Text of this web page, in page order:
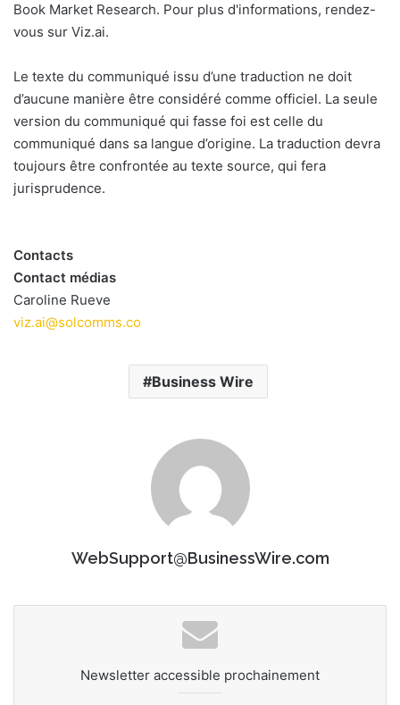
Book Market Research. Pour plus d'informations, rendez-
vous sur Viz.ai.
Le texte du communiqué issu d’une traduction ne doit
d’aucune manière être considéré comme officiel. La seule
version du communiqué qui fasse foi est celle du
communiqué dans sa langue d’origine. La traduction devra
toujours être confrontée au texte source, qui fera
jurisprudence.
Contacts
Contact médias
Caroline Rueve
viz.ai@solcomms.co
Business Wire
WebSupport@BusinessWire.com
Newsletter accessible prochainement